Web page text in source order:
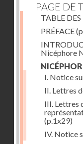
PAGE DE
TABLE
PRÉFACE
Nicéphore
I. Notice
II. Lettres
III. Lettres
(p.1x29)
IV. Notice